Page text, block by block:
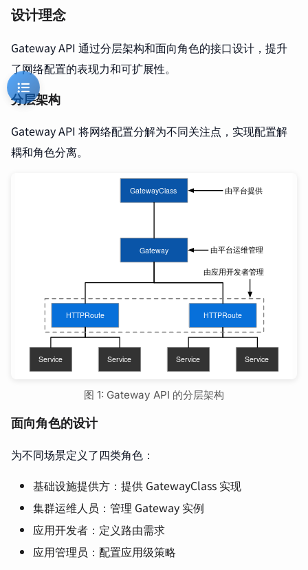
设计理念
Gateway API 通过分层架构和面向角色的接口设计，提升
了网络配置的表现力和可扩展性。
分层架构
Gateway API 将网络配置分解为不同关注点，实现配置解
耦和角色分离。
图 1: Gateway API 的分层架构
面向角色的设计
为不同场景定义了四类角色：
基础设施提供方：提供 GatewayClass 实现
集群运维人员：管理 Gateway 实例
应用开发者：定义路由需求
应用管理员：配置应用级策略